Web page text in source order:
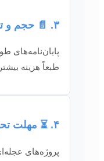
۳. 📄 حجم و تعداد صفحات:
پایان‌نامه‌های
طبعاً هزینه
۴. ⏳ مهلت تحویل و فوریت:
پروژه‌های